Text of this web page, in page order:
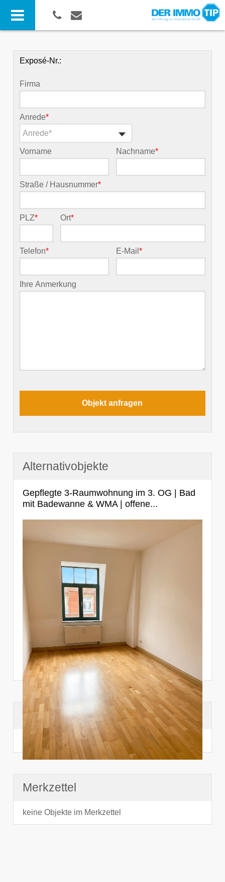
Exposé-Nr.:
Firma
Anrede*
Anrede*
Vorname Nachname*
Straße / Hausnummer*
PLZ* Ort*
Telefon* E-Mail*
Ihre Anmerkung
Alternativobjekte
Gepflegte 3-Raumwohnung im 3. OG | Bad
mit Badewanne & WMA | offene...
Suchhistorie
noch nichts angesehen
Merkzettel
keine Objekte im Merkzettel